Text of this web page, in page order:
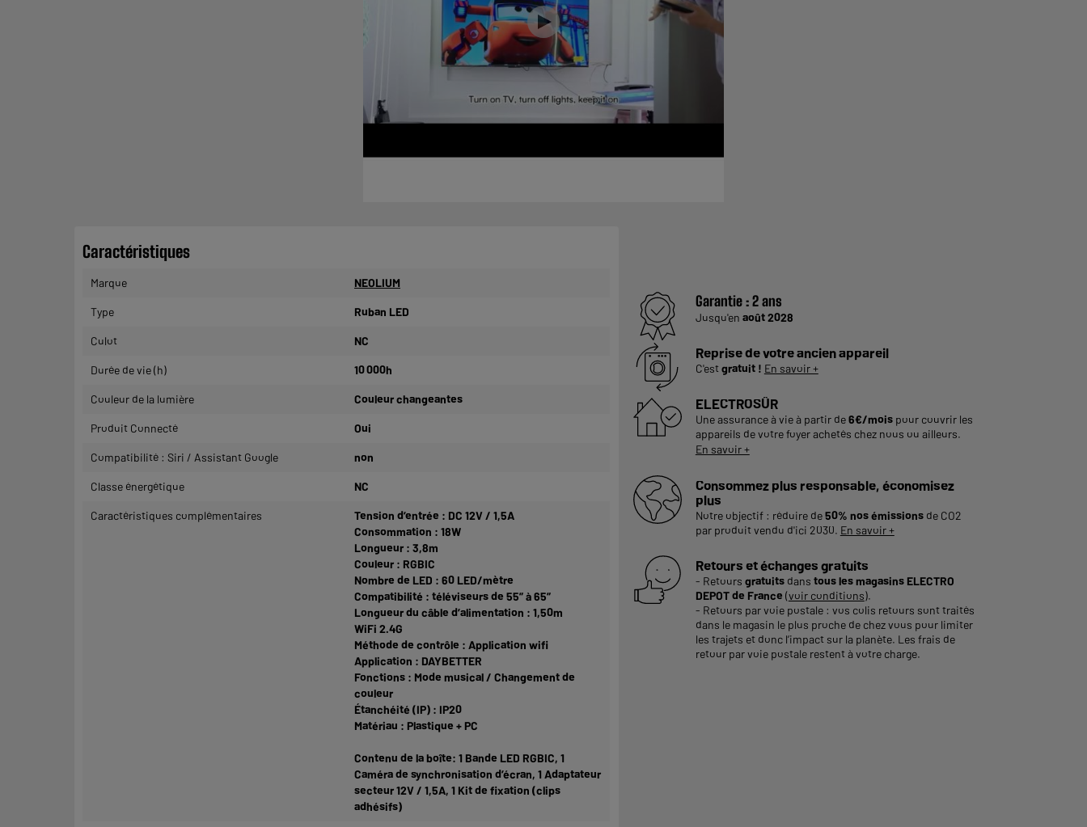
Garantie :2 ans
Jusqu'en août 2028
Reprise de votre ancien appareil
C'estgratuit ! En savoir +
ELECTROSÛR
Une assurance à vie à partir de6€/moispour couvrir les
appareils de votre foyer achetés chez nous ou ailleurs.
En savoir +
Consommez plus responsable, économisez
plus
Notre objectif : réduire de50% nos émissionsde CO2
par produit vendu d'ici 2030. En savoir +
Retours et échanges gratuits
- Retours gratuitsdans tous les magasins ELECTRO
DEPOT de France (voir conditions).
- Retours par voie postale : vos colis retours sont traités
dans le magasin le plus proche de chez vous pour limiter
les trajets et donc l’impact sur la planète. Les frais de
retour par voie postale restent à votre charge.
Caractéristiques
Marque NEOLIUM
Type Ruban LED
Culot NC
Durée de vie (h) 10 000h
Couleur de la lumière Couleur changeantes
Produit Connecté Oui
Compatibilité : Siri / Assistant Google non
Classe énergétique NC
Caractéristiques complémentaires
Tension d’entrée : DC 12V / 1,5A
Consommation : 18W
Longueur : 3,8m
Couleur : RGBIC
Nombre de LED : 60 LED/mètre
Compatibilité : téléviseurs de 55” à 65”
Longueur du câble d’alimentation : 1,50m
WiFi 2.4G
Méthode de contrôle : Application wifi
Application : DAYBETTER
Fonctions : Mode musical / Changement de
couleur
Étanchéité (IP) : IP20
Matériau : Plastique + PC
Contenu de la boîte: 1 Bande LED RGBIC, 1
Caméra de synchronisation d’écran, 1 Adaptateur
secteur 12V / 1,5A, 1 Kit de fixation (clips
adhésifs)